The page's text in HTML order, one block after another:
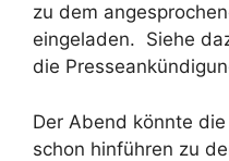
zu dem
eingeladen. Siehe
die
Der Abend könnte
schon hinführen zu